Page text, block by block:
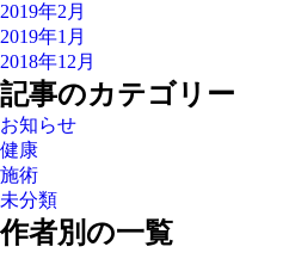
2019年2月
2019年1月
2018年12月
記事のカテゴリー
お知らせ
健康
施術
未分類
作者別の一覧